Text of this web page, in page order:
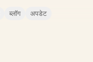
ब्लॉग अपडेट